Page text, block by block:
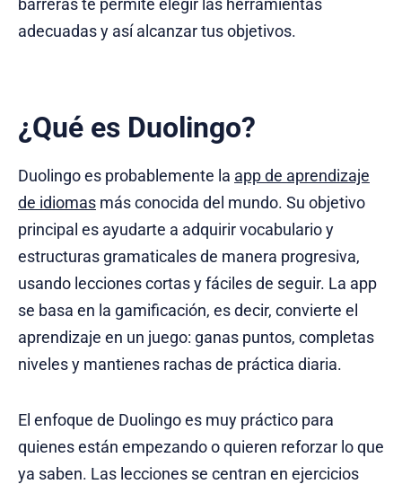
barreras te permite elegir las herramientas
adecuadas y así alcanzar tus objetivos.
¿Qué es Duolingo?
Duolingo es probablemente la app de aprendizaje
de idiomas más conocida del mundo. Su objetivo
principal es ayudarte a adquirir vocabulario y
estructuras gramaticales de manera progresiva,
usando lecciones cortas y fáciles de seguir. La app
se basa en la gamificación, es decir, convierte el
aprendizaje en un juego: ganas puntos, completas
niveles y mantienes rachas de práctica diaria.
El enfoque de Duolingo es muy práctico para
quienes están empezando o quieren reforzar lo que
ya saben. Las lecciones se centran en ejercicios